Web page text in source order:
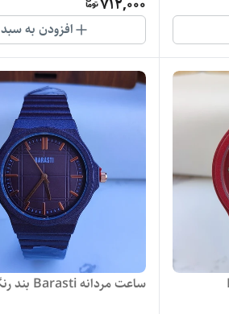
712,000
افزودن به سبد
ساعت مردانه Barasti بند رنگی